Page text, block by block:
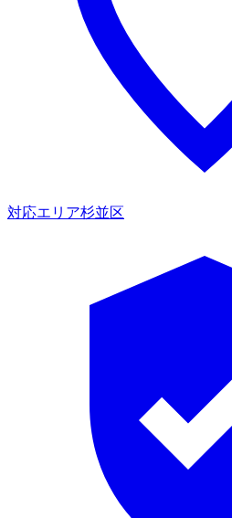
対応エリア杉並区